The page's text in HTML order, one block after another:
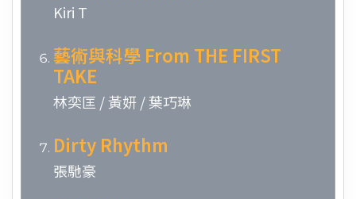
Kiri T
藝術與科學 From THE FIRST
TAKE
林奕匡 / 黃妍 / 葉巧琳
Dirty Rhythm
張馳豪